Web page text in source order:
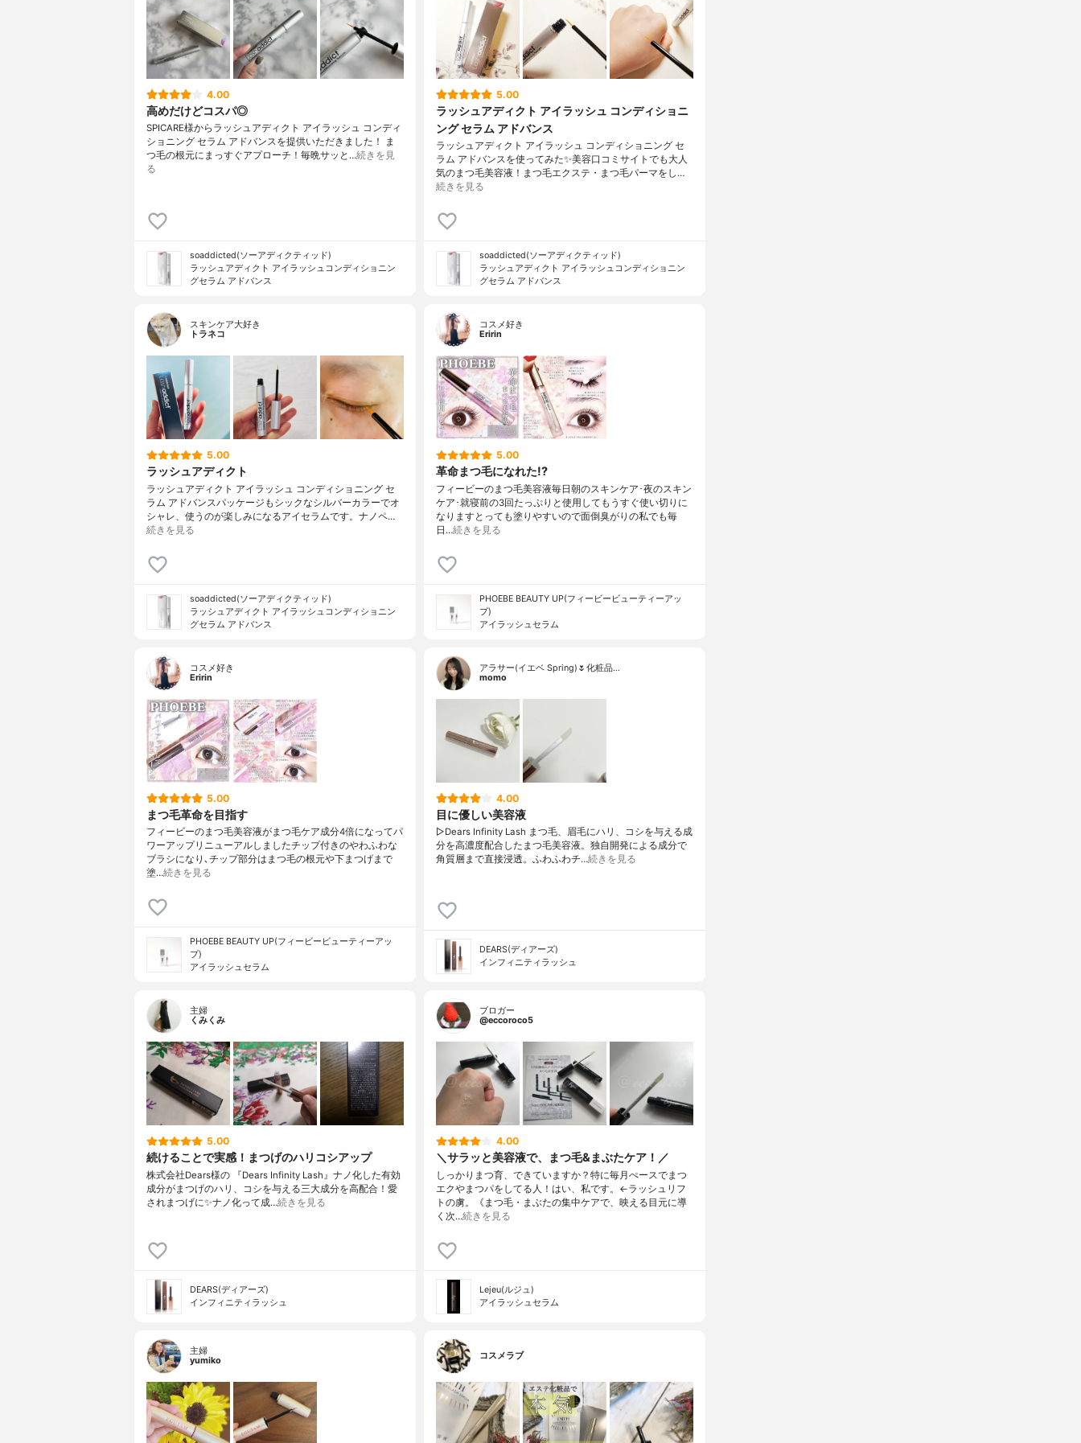
4.00
高めだけどコスパ◎
SPICARE様からラッシュアディクト アイラッシュ コンディ
ショニング セラム アドバンスを提供いただきました！ ま
つ毛の根元にまっすぐアプローチ！毎晩サッと…続きを見
る
soaddicted(ソーアディクティッド)
ラッシュアディクト アイラッシュコンディショニン
グセラム アドバンス
5.00
ラッシュアディクト アイラッシュ コンディショニ
ング セラム アドバンス
ラッシュアディクト アイラッシュ コンディショニング セ
ラム アドバンスを使ってみた✨美容口コミサイトでも大人
気のまつ毛美容液！まつ毛エクステ・まつ毛パーマをし…
続きを見る
soaddicted(ソーアディクティッド)
ラッシュアディクト アイラッシュコンディショニン
グセラム アドバンス
スキンケア大好き
トラネコ
5.00
ラッシュアディクト
ラッシュアディクト アイラッシュ コンディショニング セ
ラム アドバンスパッケージもシックなシルバーカラーでオ
シャレ、使うのが楽しみになるアイセラムです。ナノペ…
続きを見る
soaddicted(ソーアディクティッド)
ラッシュアディクト アイラッシュコンディショニン
グセラム アドバンス
コスメ好き
Eririn
5.00
革命まつ毛になれた!?
フィービーのまつ毛美容液毎日朝のスキンケア･夜のスキン
ケア･就寝前の3回たっぷりと使用してもうすぐ使い切りに
なりますとっても塗りやすいので面倒臭がりの私でも毎
日…続きを見る
PHOEBE BEAUTY UP(フィービービューティーアッ
プ)
アイラッシュセラム
コスメ好き
Eririn
5.00
まつ毛革命を目指す
フィービーのまつ毛美容液がまつ毛ケア成分4倍になってパ
ワーアップリニューアルしましたチップ付きのやわふわな
ブラシになり､チップ部分はまつ毛の根元や下まつげまで
塗…続きを見る
PHOEBE BEAUTY UP(フィービービューティーアッ
プ)
アイラッシュセラム
アラサー(イエベ Spring)🌷化粧品…
momo
4.00
目に優しい美容液
▷Dears Infinity Lash まつ毛、眉毛にハリ、コシを与える成
分を高濃度配合したまつ毛美容液。独自開発による成分で
角質層まで直接浸透。ふわふわチ…続きを見る
DEARS(ディアーズ)
インフィニティラッシュ
主婦
くみくみ
5.00
続けることで実感！まつげのハリコシアップ
株式会社Dears様の 『Dears Infinity Lash』ナノ化した有効
成分がまつげのハリ、コシを与える三大成分を高配合！愛
されまつげに✨ナノ化って成…続きを見る
DEARS(ディアーズ)
インフィニティラッシュ
ブロガー
@eccoroco5
4.00
＼サラッと美容液で、まつ毛&まぶたケア！／
しっかりまつ育、できていますか？特に毎月ぺースでまつ
エクやまつパをしてる人！はい、私です。←ラッシュリフ
トの虜。《まつ毛・まぶたの集中ケアで、映える目元に導
く次…続きを見る
Lejeu(ルジュ)
アイラッシュセラム
主婦
yumiko
コスメラブ